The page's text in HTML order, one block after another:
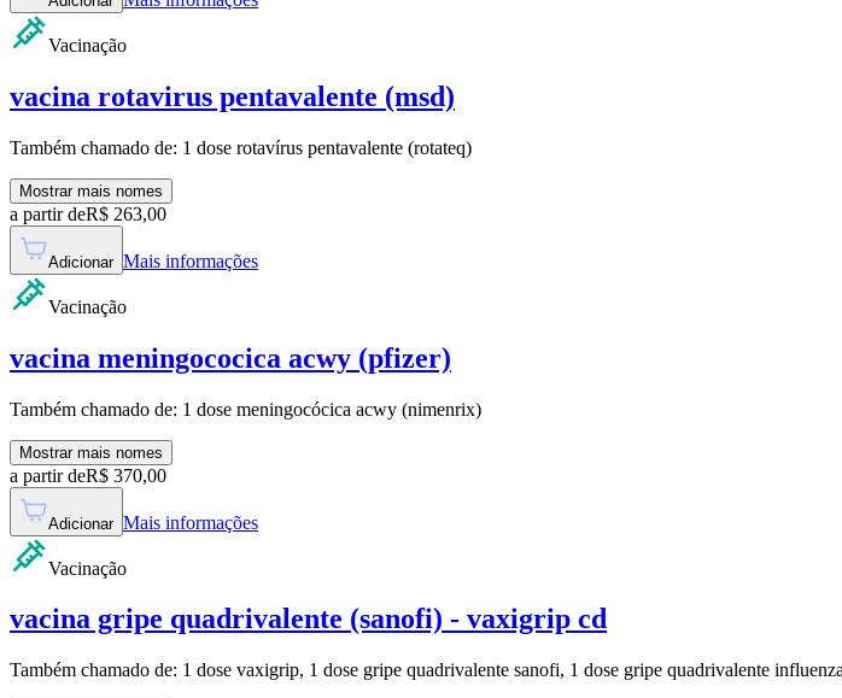
Vacinação
vacina rotavirus pentavalente (msd)
Também chamado de: 1 dose rotavírus pentavalente (rotateq)
Mostrar mais nomes
a partir deR$ 263,00
Adicionar Mais informações
Vacinação
vacina meningococica acwy (pfizer)
Também chamado de: 1 dose meningocócica acwy (nimenrix)
Mostrar mais nomes
a partir deR$ 370,00
Adicionar Mais informações
Vacinação
vacina gripe quadrivalente (sanofi) - vaxigrip cd
Também chamado de: 1 dose vaxigrip, 1 dose gripe quadrivalente sanofi, 1 dose gripe quadrivalente